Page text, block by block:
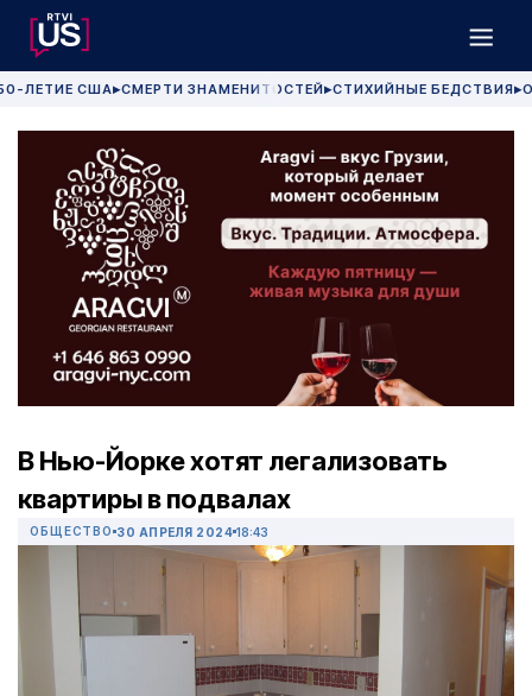
ЛЕТИЕ США▶СМЕРТИ ЗНАМЕНИТОСТЕЙ▶СТИХИЙНЫЕ БЕДСТВИЯ▶
В Нью-Йорке хотят легализовать
квартиры в подвалах
ОБЩЕСТВО 30 АПРЕЛЯ 2024 18:43